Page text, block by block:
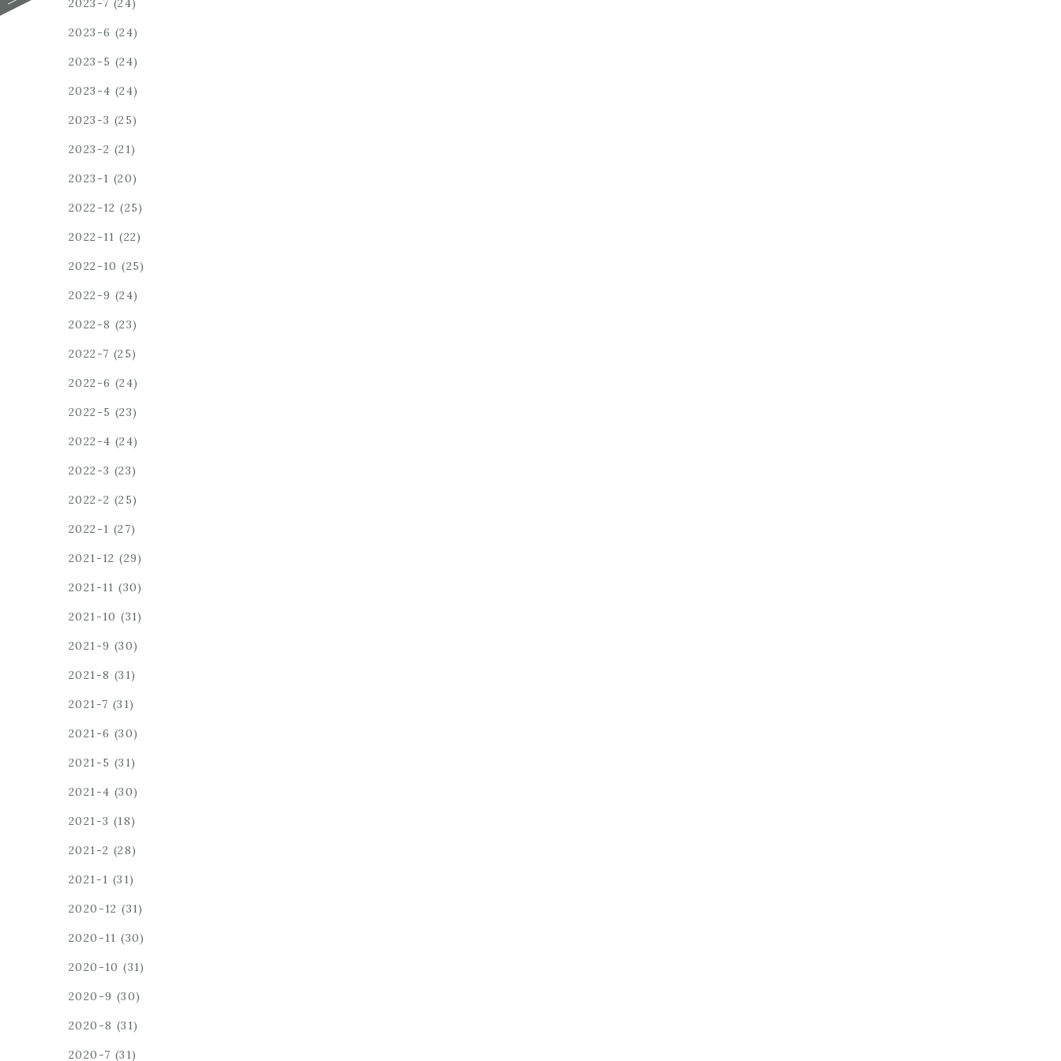
2023-7 (24)
2023-6 (24)
2023-5 (24)
2023-4 (24)
2023-3 (25)
2023-2 (21)
2023-1 (20)
2022-12 (25)
2022-11 (22)
2022-10 (25)
2022-9 (24)
2022-8 (23)
2022-7 (25)
2022-6 (24)
2022-5 (23)
2022-4 (24)
2022-3 (23)
2022-2 (25)
2022-1 (27)
2021-12 (29)
2021-11 (30)
2021-10 (31)
2021-9 (30)
2021-8 (31)
2021-7 (31)
2021-6 (30)
2021-5 (31)
2021-4 (30)
2021-3 (18)
2021-2 (28)
2021-1 (31)
2020-12 (31)
2020-11 (30)
2020-10 (31)
2020-9 (30)
2020-8 (31)
2020-7 (31)